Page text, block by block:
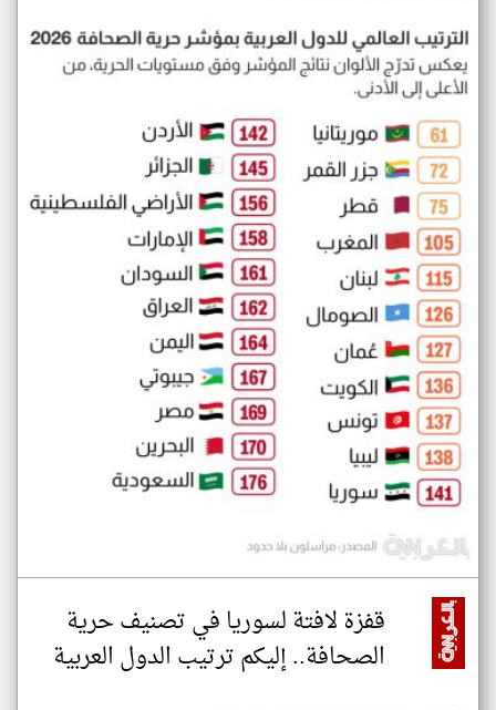
قفزة لافتة لسوريا في تصنيف حرية
الصحافة.. إليكم ترتيب الدول العربية